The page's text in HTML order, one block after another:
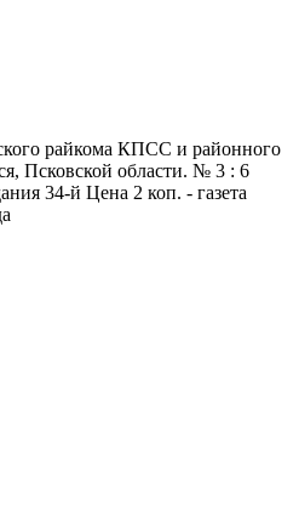
райкома КПСС и районного
Псковской области. № 3 : 6
34-й Цена 2 коп. - газета